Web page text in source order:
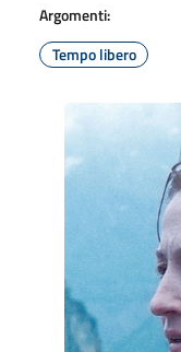
Argomenti:
Tempo libero